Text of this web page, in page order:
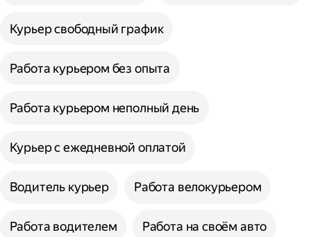
Курьер свободный график
Работа курьером без опыта
Работа курьером неполный день
Курьер с ежедневной оплатой
Водитель курьер Работа велокурьером
Работа водителем Работа на своём авто